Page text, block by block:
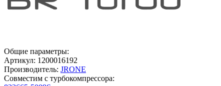
Общие параметры:
Артикул: 1200016192
Производитель: JRONE
Совместим с турбокомпрессора: